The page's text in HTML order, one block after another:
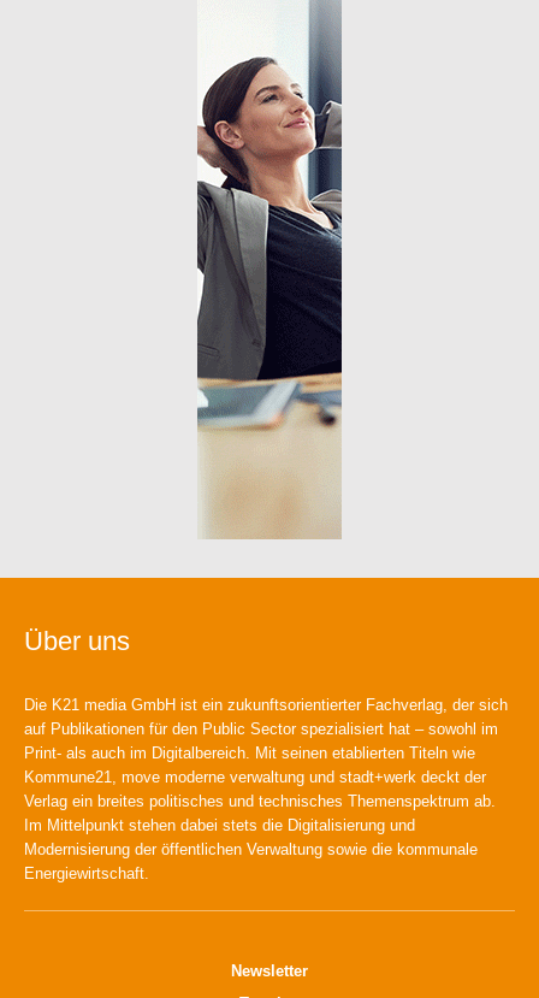
Über uns
Die K21 media GmbH ist ein zukunftsorientierter Fachverlag, der sich
auf Publikationen für den Public Sector spezialisiert hat – sowohl im
Print- als auch im Digitalbereich. Mit seinen etablierten Titeln wie
Kommune21, move moderne verwaltung und stadt+werk deckt der
Verlag ein breites politisches und technisches Themenspektrum ab.
Im Mittelpunkt stehen dabei stets die Digitalisierung und
Modernisierung der öffentlichen Verwaltung sowie die kommunale
Energiewirtschaft.
Newsletter